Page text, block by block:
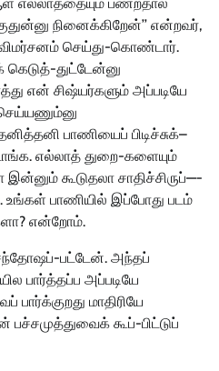
நினைக்கிறேன்’’ என்றவர்,
செய்து-கொண்டார்.
துட்டேன்னு
என் சிஷ்யர்களும் அப்படியே
பாணியைப் பிடிச்சுக்–
எல்லாத் துறை-களையும்
கூடுதலா சாதிச்சிருப்—-
உங்கள் பாணியில் இப்போது படம்
என்றோம்.
சந்தோஷப்-பட்டேன். அந்தப்
பார்த்தப்ப அப்படியே
பார்க்குறது மாதிரியே
பச்சமுத்துவைக் கூப்-பிட்டுப்